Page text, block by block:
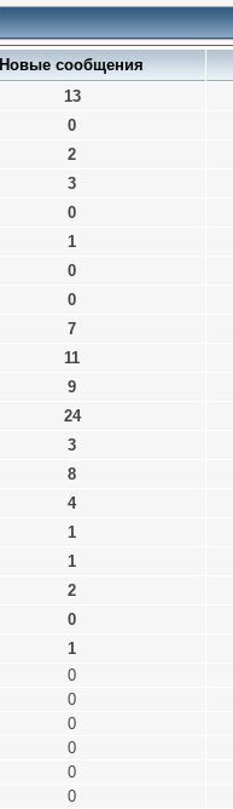
Новые сообщения
13
0
2
3
0
1
0
0
7
11
9
24
3
8
4
1
1
2
0
1
0
0
0
0
0
0